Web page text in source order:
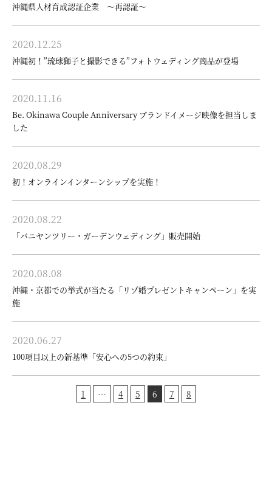
沖縄県人材育成認証企業 ～再認証～
2020.12.25
沖縄初！”琉球獅子と撮影できる”フォトウェディング商品が登場
2020.11.16
Be. Okinawa Couple Anniversary ブランドイメージ映像を担当しま
した
2020.08.29
初！オンラインインターンシップを実施！
2020.08.22
「バニヤンツリー・ガーデンウェディング」販売開始
2020.08.08
沖縄・京都での挙式が当たる「リゾ婚プレゼントキャンペーン」を実
施
2020.06.27
100項目以上の新基準「安心への5つの約束」
1 … 4 5 6 7 8